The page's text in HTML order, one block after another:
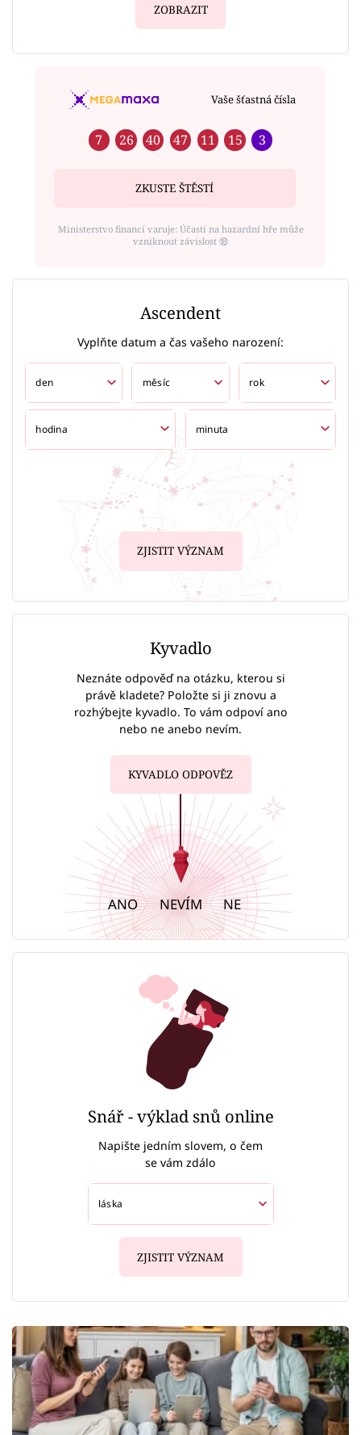
ZOBRAZIT
Vaše šťastná čísla
7 26 40 47 11 15 3
ZKUSTE ŠTĚSTÍ
Ministerstvo financí varuje: Účastí na hazardní hře může
vzniknout závislost ⑱
Ascendent
Vyplňte datum a čas vašeho narození:
ZJISTIT VÝZNAM
Kyvadlo
Neznáte odpověď na otázku, kterou si
právě kladete? Položte si ji znovu a
rozhýbejte kyvadlo. To vám odpoví ano
nebo ne anebo nevím.
KYVADLO ODPOVĚZ
ANO NEVÍM NE
Snář - výklad snů online
Napište jedním slovem, o čem
se vám zdálo
ZJISTIT VÝZNAM